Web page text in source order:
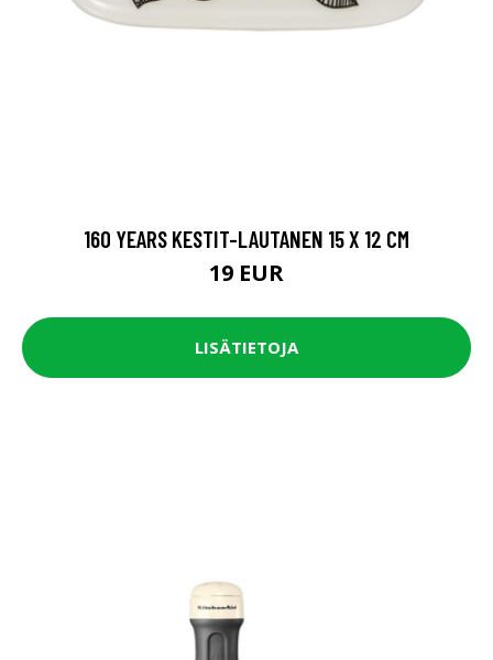
160 YEARS KESTIT-LAUTANEN 15 X 12 CM
19 EUR
LISÄTIETOJA